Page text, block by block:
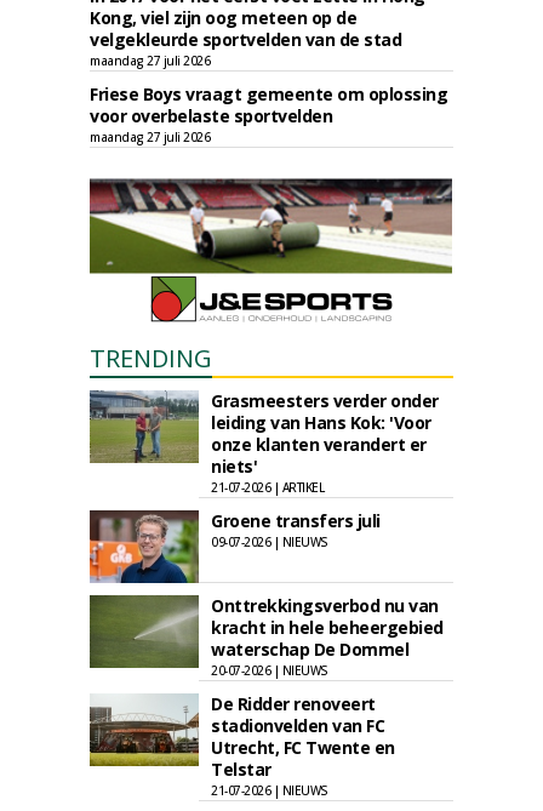
Kong, viel zijn oog meteen op de
velgekleurde sportvelden van de stad
maandag 27 juli 2026
Friese Boys vraagt gemeente om oplossing
voor overbelaste sportvelden
maandag 27 juli 2026
TRENDING
Grasmeesters verder onder
leiding van Hans Kok: 'Voor
onze klanten verandert er
niets'
21-07-2026 | ARTIKEL
Groene transfers juli
09-07-2026 | NIEUWS
Onttrekkingsverbod nu van
kracht in hele beheergebied
waterschap De Dommel
20-07-2026 | NIEUWS
De Ridder renoveert
stadionvelden van FC
Utrecht, FC Twente en
Telstar
21-07-2026 | NIEUWS